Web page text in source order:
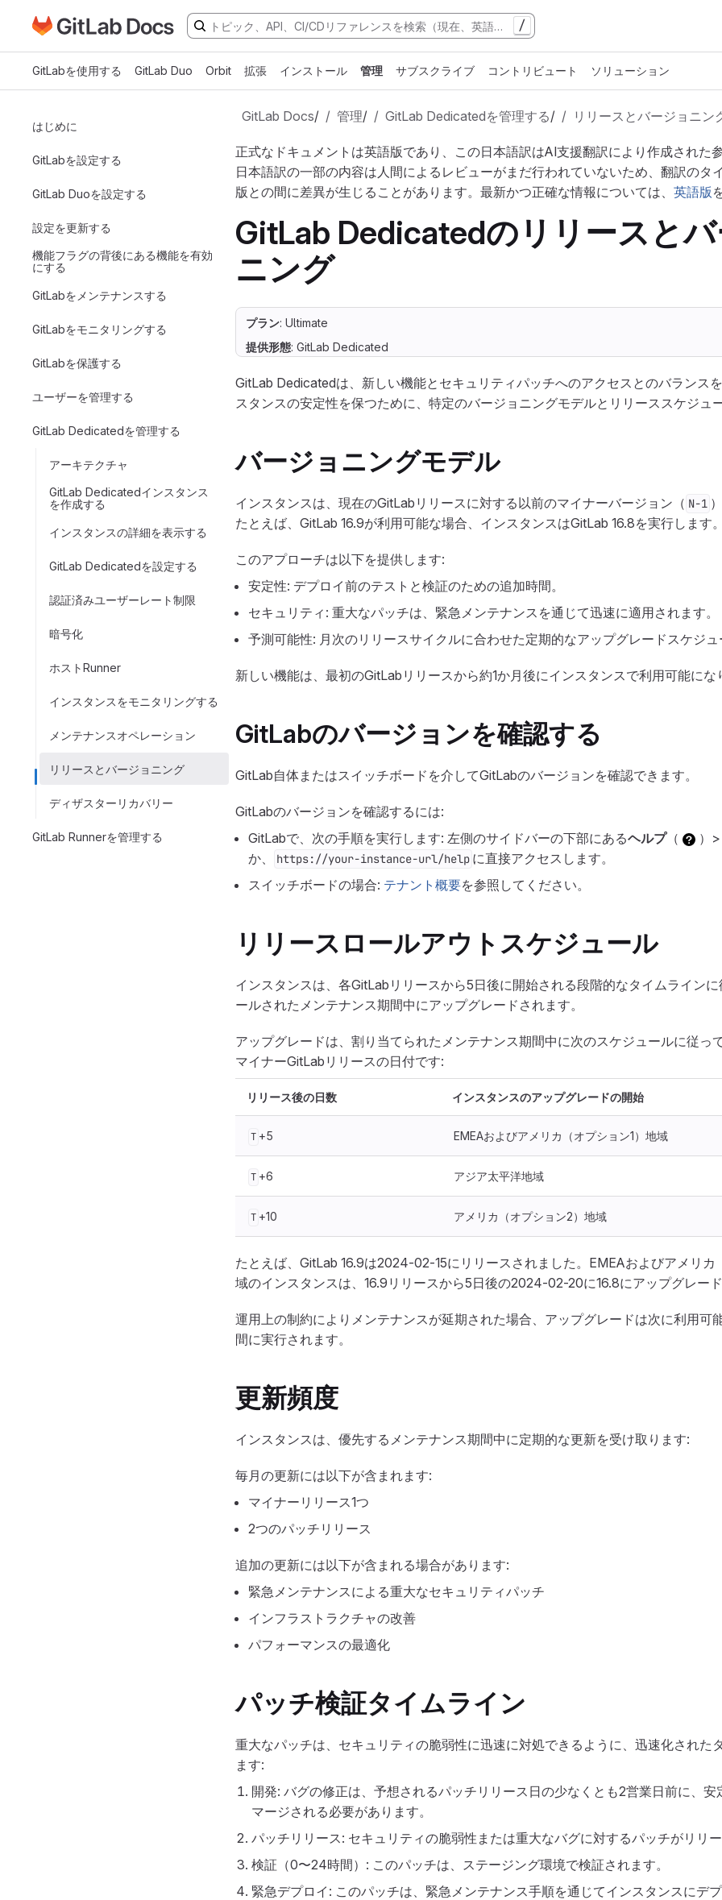
メインコンテンツにスキップ
GitLabドキュメントのホームページに移動 /
GitLabを使用する GitLab Duo Orbit 拡張 インストール 管理 サブスクライブ コントリビュート ソリューション
はじめに
GitLabを設定する
GitLab Duoを設定する
設定を更新する
機能フラグの背後にある機能を有効
にする
GitLabをメンテナンスする
GitLabをモニタリングする
GitLabを保護する
ユーザーを管理する
GitLab Dedicatedを管理する
アーキテクチャ
GitLab Dedicatedインスタンス
を作成する
インスタンスの詳細を表示する
GitLab Dedicatedを設定する
認証済みユーザーレート制限
暗号化
ホストRunner
インスタンスをモニタリングする
メンテナンスオペレーション
リリースとバージョニング
ディザスターリカバリー
GitLab Runnerを管理する
GitLab Docs/ 管理/ GitLab Dedicatedを管理する/ リリースとバージョニン
正式なドキュメントは英語版であり、この日本語訳はAI支援翻訳により作成された
日本語訳の一部の内容は人間によるレビューがまだ行われていないため、翻訳のタ
版との間に差異が生じることがあります。最新かつ正確な情報については、 英語版
GitLab Dedicatedのリリースとバ
ニング
プラン: Ultimate
提供形態: GitLab Dedicated
GitLab Dedicatedは、新しい機能とセキュリティパッチへのアクセスとのバランス
スタンスの安定性を保つために、特定のバージョニングモデルとリリーススケジュ
バージョニングモデル
インスタンスは、現在のGitLabリリースに対する以前のマイナーバージョン（ N-1
たとえば、GitLab 16.9が利用可能な場合、インスタンスはGitLab 16.8を実行します。
このアプローチは以下を提供します:
安定性: デプロイ前のテストと検証のための追加時間。
セキュリティ: 重大なパッチは、緊急メンテナンスを通じて迅速に適用されます。
予測可能性: 月次のリリースサイクルに合わせた定期的なアップグレードスケジュ
新しい機能は、最初のGitLabリリースから約1か月後にインスタンスで利用可能にな
GitLabのバージョンを確認する
GitLab自体またはスイッチボードを介してGitLabのバージョンを確認できます。
GitLabのバージョンを確認するには:
GitLabで、次の手順を実行します: 左側のサイドバーの下部にあるヘルプ（ ）>
か、
https://your-instance-url/help に直接アクセスします。
スイッチボードの場合: テナント概要を参照してください。
リリースロールアウトスケジュール
インスタンスは、各GitLabリリースから5日後に開始される段階的なタイムライン
ールされたメンテナンス期間中にアップグレードされます。
アップグレードは、割り当てられたメンテナンス期間中に次のスケジュールに従っ
マイナーGitLabリリースの日付です:
リリース後の日数 インスタンスのアップグレードの開始
T +5 EMEAおよびアメリカ（オプション1）地域
T +6 アジア太平洋地域
T +10 アメリカ（オプション2）地域
たとえば、GitLab 16.9は2024-02-15にリリースされました。EMEAおよびアメリカ
域のインスタンスは、16.9リリースから5日後の2024-02-20に16.8にアップグレード
運用上の制約によりメンテナンスが延期された場合、アップグレードは次に利用可
間に実行されます。
更新頻度
インスタンスは、優先するメンテナンス期間中に定期的な更新を受け取ります:
毎月の更新には以下が含まれます:
マイナーリリース1つ
2つのパッチリリース
追加の更新には以下が含まれる場合があります:
緊急メンテナンスによる重大なセキュリティパッチ
インフラストラクチャの改善
パフォーマンスの最適化
パッチ検証タイムライン
重大なパッチは、セキュリティの脆弱性に迅速に対処できるように、迅速化された
ます:
開発: バグの修正は、予想されるパッチリリース日の少なくとも2営業日前に、安
マージされる必要があります。
パッチリリース: セキュリティの脆弱性または重大なバグに対するパッチがリリー
検証（0〜24時間）: このパッチは、ステージング環境で検証されます。
緊急デプロイ: このパッチは、緊急メンテナンス手順を通じてインスタンスにデプ